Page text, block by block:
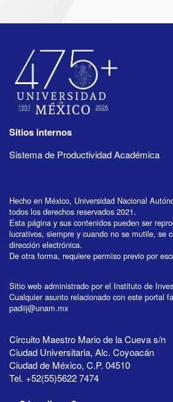
Sitios internos
Sistema de Productividad Académica
Hecho en México, Universidad Nacional
todos los derechos reservados 2021.
Esta página y sus contenidos pueden ser
lucrativos, siempre y cuando no se mutile, se
dirección electrónica.
De otra forma, requiere permiso previo por
Sitio web administrado por el Instituto de
Cualquier asunto relacionado con este portal
padiij@unam.mx
Circuito Maestro Mario de la Cueva s/n
Ciudad Universitaria, Alc. Coyoacán
Ciudad de México, C.P. 04510
Tel. +52(55)5622 7474